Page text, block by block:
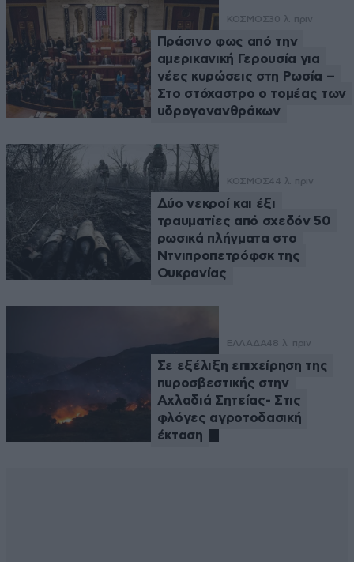
ΚΟΣΜΟΣ30 λ. πριν
Πράσινο φως από την
αμερικανική Γερουσία για
νέες κυρώσεις στη Ρωσία –
Στο στόχαστρο ο τομέας των
υδρογονανθράκων
ΚΟΣΜΟΣ44 λ. πριν
Δύο νεκροί και έξι
τραυματίες από σχεδόν 50
ρωσικά πλήγματα στο
Ντνιπροπετρόφσκ της
Ουκρανίας
ΕΛΛΑΔΑ48 λ. πριν
Σε εξέλιξη επιχείρηση της
πυροσβεστικής στην
Αχλαδιά Σητείας- Στις
φλόγες αγροτοδασική
έκταση